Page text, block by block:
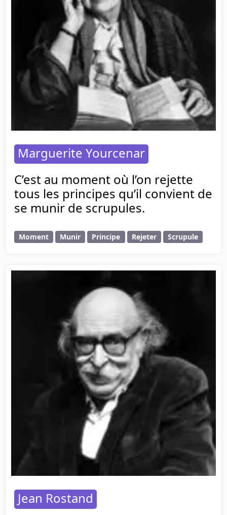
Marguerite Yourcenar
C’est au moment où l’on rejette
tous les principes qu’il convient de
se munir de scrupules.
Moment Munir Principe Rejeter Scrupule
Jean Rostand